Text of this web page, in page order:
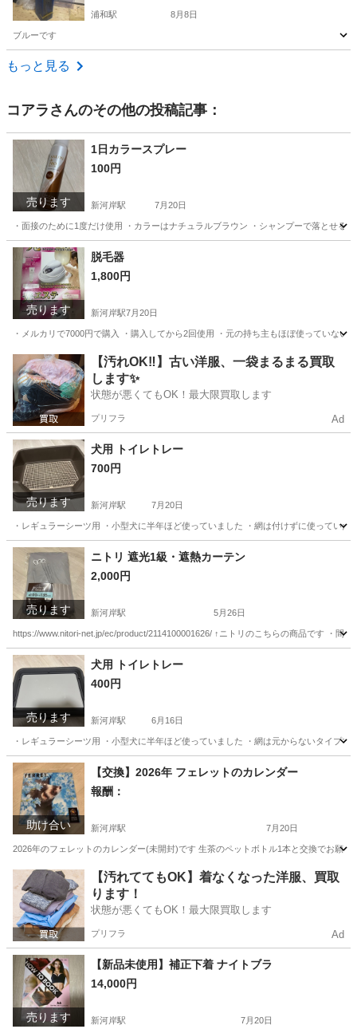
浦和駅 8月8日
ブルーです
埼玉 さいたま市
もっと見る
コアラ さんのその他の投稿記事：
売ります
1日カラースプレー
100円
新河岸駅 7月20日
・面接のために1度だけ使用 ・カラーはナチュラルブラウン ・シャンプーで落とせ
埼玉 川越市 新河岸駅
売ります
脱毛器
1,800円
新河岸駅7月20日
・メルカリで7000円で購入 ・購入してから2回使用 ・元の持ち主もほぼ使っていな
埼玉 川越市 新河岸駅 美容家電 メルカリ
【汚れOK‼️】古い洋服、一袋まるまる買取
します✨
状態が悪くてもOK！最大限買取します
プリフラ Ad
売ります
犬用 トイレトレー
700円
新河岸駅 7月20日
・レギュラーシーツ用 ・小型犬に半年ほど使っていました ・網は付けずに使ってい
埼玉 川越市 新河岸駅 その他 シーツ
売ります
ニトリ 遮光1級・遮熱カーテン
2,000円
新河岸駅 5月26日
https://www.nitori-net.jp/ec/product/2114100001626/ ↑ニトリのこちらの商品です ・間
埼玉 川越市 新河岸駅
売ります
犬用 トイレトレー
400円
新河岸駅 6月16日
・レギュラーシーツ用 ・小型犬に半年ほど使っていました ・網は元からないタイプ
埼玉 川越市 新河岸駅 その他 トイレ
助け合い
【交換】2026年 フェレットのカレンダー
報酬：
新河岸駅 7月20日
2026年のフェレットのカレンダー(未開封)です 生茶のペットボトル1本と交換でお願い
埼玉 川越市 新河岸駅 交換したい フェレット
【汚れててもOK】着なくなった洋服、買取
ります！
状態が悪くてもOK！最大限買取します
プリフラ Ad
売ります
【新品未使用】補正下着 ナイトブラ
14,000円
新河岸駅 7月20日